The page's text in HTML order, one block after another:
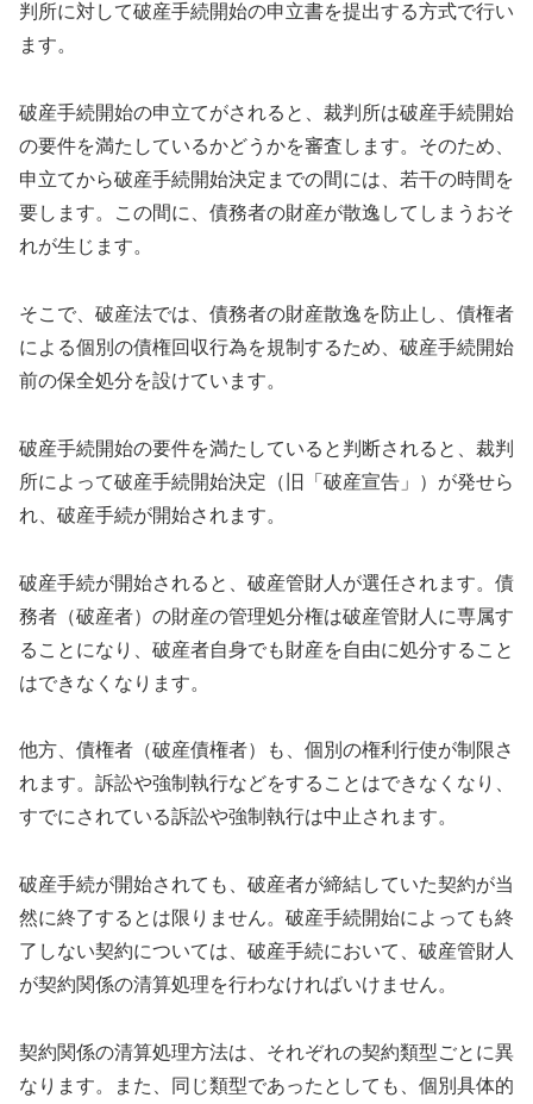
判所に対して破産手続開始の申立書を提出する方式で行い
ます。
破産手続開始の申立てがされると、裁判所は破産手続開始
の要件を満たしているかどうかを審査します。そのため、
申立てから破産手続開始決定までの間には、若干の時間を
要します。この間に、債務者の財産が散逸してしまうおそ
れが生じます。
そこで、破産法では、債務者の財産散逸を防止し、債権者
による個別の債権回収行為を規制するため、破産手続開始
前の保全処分を設けています。
破産手続開始の要件を満たしていると判断されると、裁判
所によって破産手続開始決定（旧「破産宣告」）が発せら
れ、破産手続が開始されます。
破産手続が開始されると、破産管財人が選任されます。債
務者（破産者）の財産の管理処分権は破産管財人に専属す
ることになり、破産者自身でも財産を自由に処分すること
はできなくなります。
他方、債権者（破産債権者）も、個別の権利行使が制限さ
れます。訴訟や強制執行などをすることはできなくなり、
すでにされている訴訟や強制執行は中止されます。
破産手続が開始されても、破産者が締結していた契約が当
然に終了するとは限りません。破産手続開始によっても終
了しない契約については、破産手続において、破産管財人
が契約関係の清算処理を行わなければいけません。
契約関係の清算処理方法は、それぞれの契約類型ごとに異
なります。また、同じ類型であったとしても、個別具体的